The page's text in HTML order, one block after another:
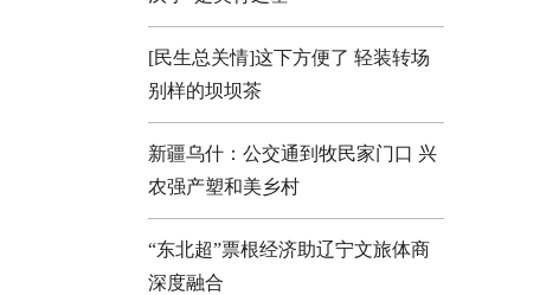
[民生总关情]这下方便了 轻装转场
别样的坝坝茶
新疆乌什：公交通到牧民家门口 兴
农强产塑和美乡村
“东北超”票根经济助辽宁文旅体商
深度融合